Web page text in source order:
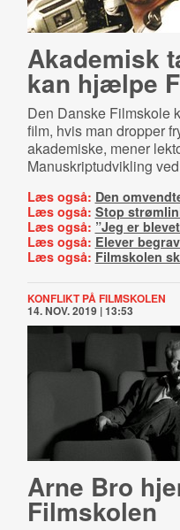
Akademisk
kan hjælpe
Den Danske Filmskole
film, hvis man dropper
akademiske, mener
Manuskriptudvikling
Læs også: Den
Læs også: Stop
Læs også: ”Jeg er
Læs også: Elever
Læs også: Filmskolen
KONFLIKT PÅ FILMSKOLEN
14. NOV. 2019 | 13:53
Arne Bro
Filmskolen